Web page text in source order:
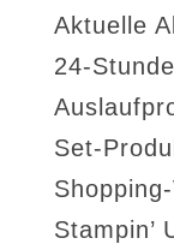
Aktuelle
24-
Set-
Stampin’